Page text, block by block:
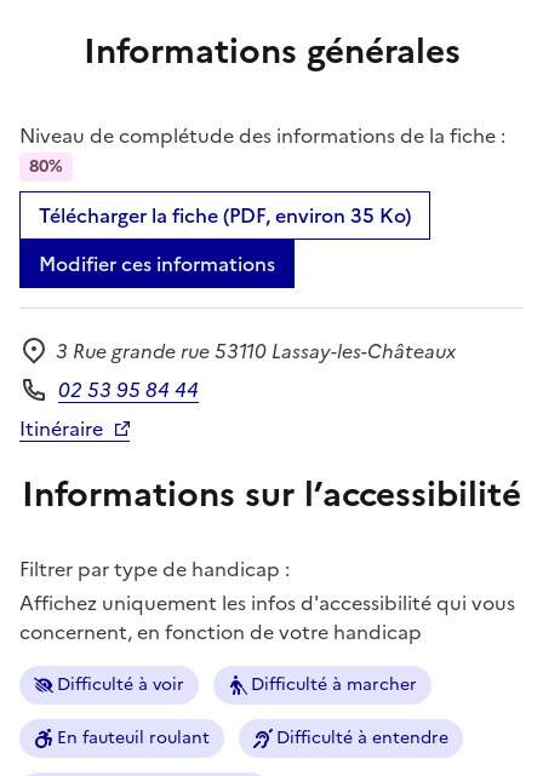
Informations générales
Niveau de complétude des informations de la fiche :
80%
Télécharger la fiche (PDF, environ 35 Ko)
Modifier ces informations
Adresse
3 Rue grande rue 53110 Lassay-les-Châteaux
Téléphone
02 53 95 84 44
Itinéraire
Informations sur l’accessibilité
Filtrer par type de handicap :
Affichez uniquement les infos d'accessibilité qui vous
concernent, en fonction de votre handicap
Difficulté à voir Difficulté à marcher
En fauteuil roulant Difficulté à entendre